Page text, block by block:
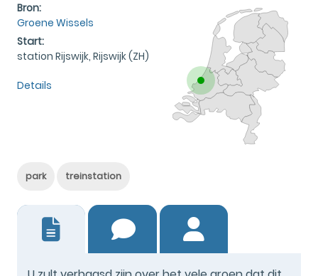
Bron:
Groene Wissels
Start:
station Rijswijk, Rijswijk (ZH)
Details
park treinstation